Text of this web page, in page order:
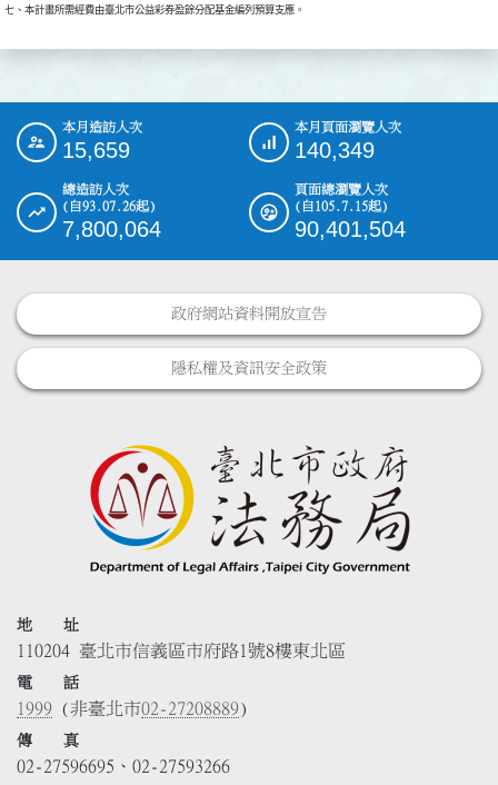
七、本計畫所需經費由臺北市公益彩券盈餘分配基金編列預算支應。
::: 本月造訪人次
15,659
本月頁面瀏覽人次
140,349
總造訪人次
(自93.07.26起)
7,800,064
頁面總瀏覽人次
(自105.7.15起)
90,401,504
政府網站資料開放宣告
隱私權及資訊安全政策
地 址
110204 臺北市信義區市府路1號8樓東北區
電 話
1999 (非臺北市02-27208889)
傳 真
02-27596695、02-27593266